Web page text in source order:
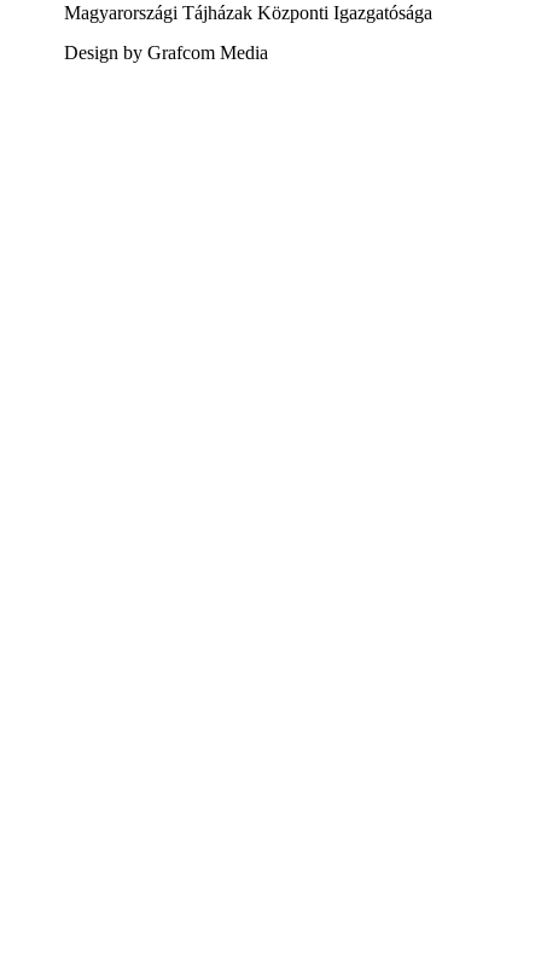
Magyarországi Tájházak Központi Igazgatósága
Design by Grafcom Media